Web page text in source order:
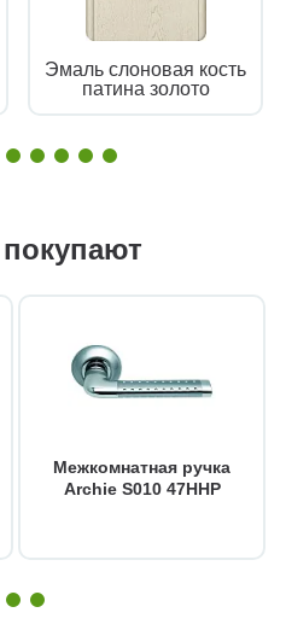
Эмаль слоновая кость
патина золото
Межкомнатная ручка
Archie S010 47HHP